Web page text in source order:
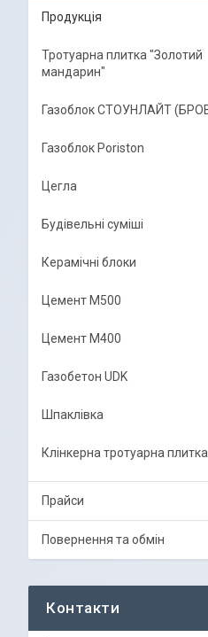
Продукція
Тротуарна плитка "Золотий
мандарин"
Газоблок СТОУНЛАЙТ
Газоблок Poriston
Цегла
Будівельні суміші
Керамічні блоки
Цемент М500
Цемент М400
Газобетон UDK
Шпаклівка
Клінкерна тротуарна плитка
Прайси
Повернення та обмін